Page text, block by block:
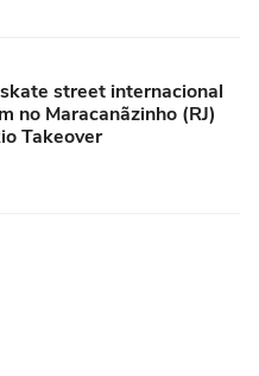
street internacional
no Maracanãzinho (RJ)
Takeover